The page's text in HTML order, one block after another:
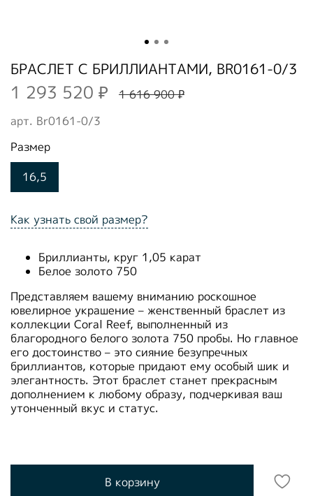
арт. Br0161-0/3
БРАСЛЕТ С БРИЛЛИАНТАМИ, BR0161-0/3
1 293 520 ₽ 1 616 900 ₽
Как узнать свой размер?
Размер
16,5
Бриллианты, круг 1,05 карат
Белое золото 750
Представляем вашему вниманию роскошное
ювелирное украшение – женственный браслет из
коллекции Coral Reef, выполненный из
благородного белого золота 750 пробы. Но главное
его достоинство – это сияние безупречных
бриллиантов, которые придают ему особый шик и
элегантность. Этот браслет станет прекрасным
дополнением к любому образу, подчеркивая ваш
утонченный вкус и статус.
В корзину